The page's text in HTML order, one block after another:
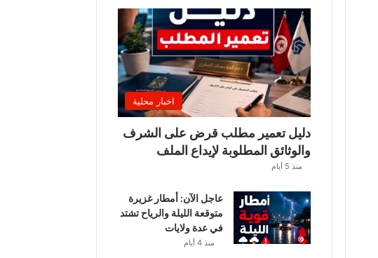
ة
ص
د
ر
ب
ل
ا
ا
ه
ا
اخبار محلية
دليل تعمير مطلب قرض على الشرف
والوثائق المطلوبة لإيداع الملف
منذ 5 أيام
عاجل الآن: أمطار غزيرة
متوقعة الليلة والرياح تشتد
في عدة ولايات
منذ 4 أيام